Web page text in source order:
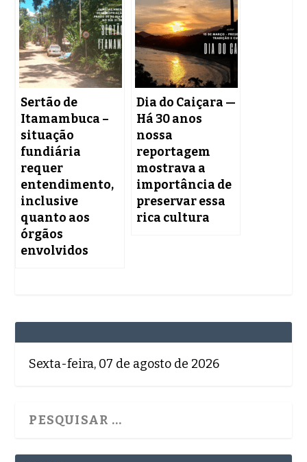
Sertão de
Itamambuca –
situação
fundiária
requer
entendimento,
inclusive
quanto aos
órgãos
envolvidos
Dia do Caiçara —
Há 30 anos
nossa
reportagem
mostrava a
importância de
preservar essa
rica cultura
Sexta-feira, 07 de agosto de 2026